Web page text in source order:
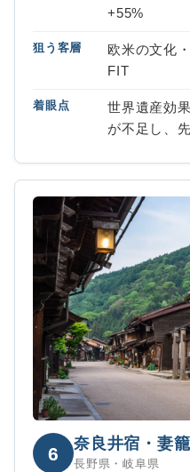
+55%
狙う客層
欧米の文化
FIT
着眼点
世界遺産効
が不足し、
6 奈良井宿・妻
長野県・岐阜県